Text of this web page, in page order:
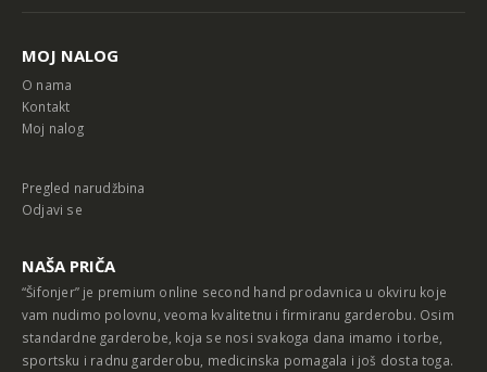
MOJ NALOG
O nama
Kontakt
Moj nalog
Pregled narudžbina
Odjavi se
NAŠA PRIČA
“Šifonjer” je premium online second hand prodavnica u okviru koje
vam nudimo polovnu, veoma kvalitetnu i firmiranu garderobu. Osim
standardne garderobe, koja se nosi svakoga dana imamo i torbe,
sportsku i radnu garderobu, medicinska pomagala i još dosta toga.